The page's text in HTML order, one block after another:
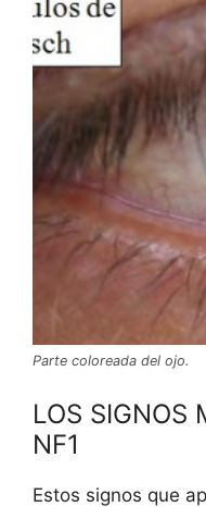
Parte coloreada del ojo.
LOS SIGNOS
NF1
Estos signos que